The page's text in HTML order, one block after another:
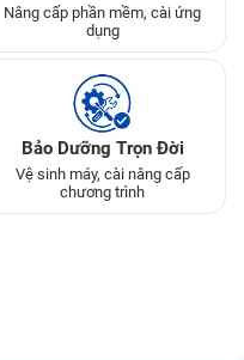
Nâng cấp phần mềm, cài ứng
dụng
Bảo Dưỡng Trọn Đời
Vệ sinh máy, cài nâng cấp
chương trình